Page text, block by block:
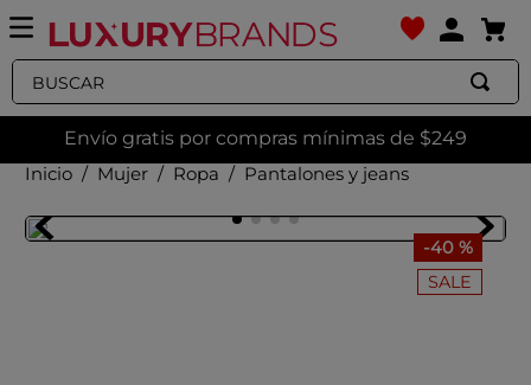
Buscar
Envío gratis por compras mínimas de $249
Mujer
Ropa Pantalones y jeans
-40 %
SALE